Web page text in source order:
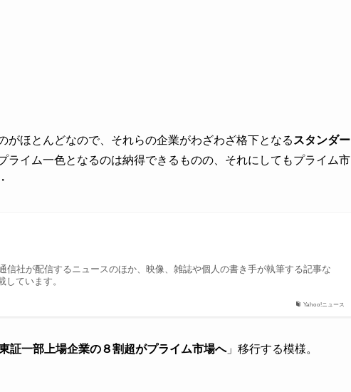
がほとんどなので、それらの企業がわざわざ格下となる スタンダー
ライム一色となるのは納得できるものの、それにしてもプライム市
Yahoo!ニュース
信社が配信するニュースのほか、映像、雑誌や個人の書き手が執筆する記事な
しています。
証一部上場企業の８割超がプライム市場へ」移行する模様。